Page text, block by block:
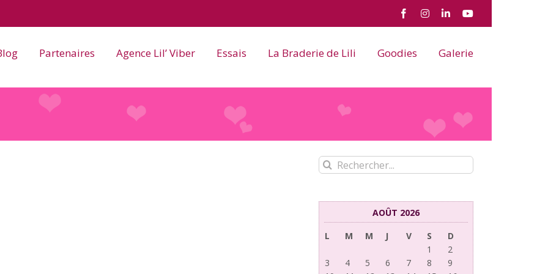
FacebookInstagram
LinkedInYouTube
Partenaires Agence Lil’ Viber Essais La Braderie de Lili Goodies Galerie
Rechercher:
AOÛT 2026
L
M M J V S
D
1
2
3
4 5 6 7 8
9